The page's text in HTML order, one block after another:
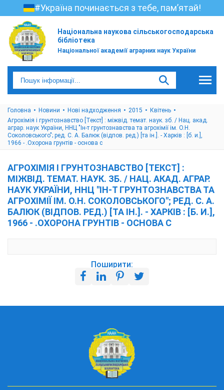
#Україна починається з тебе, пам’ятай!
Національна наукова сільськогосподарська
бібліотека
Національної академії аграрних наук України
Головна Новини Нові надходження 2015
Квітень
Агрохімія і грунтознавство [Текст] : міжвід. темат. наук. зб. / Нац. акад.
аграр. наук України, ННЦ "Ін-т грунтознавства та агрохімії ім. О.Н.
Соколовського"; ред. С. А. Балюк (відпов. ред.) [та ін.]. - Харків : [б. и.],
1966 - .Охорона грунтів - основа с
АГРОХІМІЯ І ГРУНТОЗНАВСТВО [ТЕКСТ] :
МІЖВІД. ТЕМАТ. НАУК. ЗБ. / НАЦ. АКАД. АГРАР.
НАУК УКРАЇНИ, ННЦ "ІН-Т ГРУНТОЗНАВСТВА ТА
АГРОХІМІЇ ІМ. О.Н. СОКОЛОВСЬКОГО"; РЕД. С. А.
БАЛЮК (ВІДПОВ. РЕД.) [ТА ІН.]. - ХАРКІВ : [Б. И.],
1966 - .ОХОРОНА ГРУНТІВ - ОСНОВА С
Поширити: